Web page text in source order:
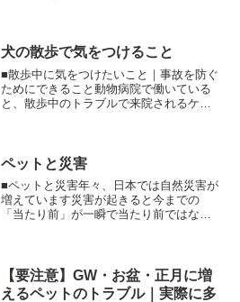
今回は、老猫で実際によ...
犬の散歩で気をつけること
■散歩中に気をつけたいこと｜事故を防ぐ
ためにできること動物病院で働いている
と、散歩中のトラブルで来院されるケー
の注意で防げる可能性が...
ペットと災害
■ペットと災害年々、日本では自然災害が
増えています災害が起きると今までの
「当たり前」が一瞬で当たり前ではなく
完全に止まり、1日1日を...
【要注意】GW・お盆・正月に増
えるペットのトラブル｜実際に多